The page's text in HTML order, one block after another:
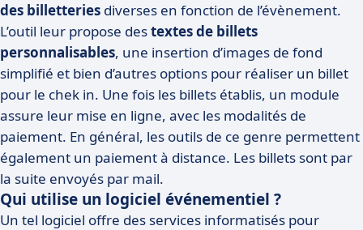
des billetteries diverses en fonction de l’évènement.
L’outil leur propose destextes de billets
personnalisables, une insertion d’images de fond
simplifié et bien d’autres options pour réaliser un billet
pour le chek in. Une fois les billets établis, un module
assure leur mise en ligne, avec les modalités de
paiement. En général, les outils de ce genre permettent
également un paiement à distance. Les billets sont par
la suite envoyés par mail.
Qui utilise un logiciel événementiel ?
Un tel logiciel offre des services informatisés pour